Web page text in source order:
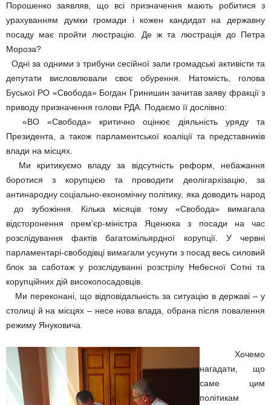
Порошенко заявляв, що всі призначення мають робитися з
урахуванням думки громади і кожен кандидат на державну
посаду має пройти люстрацію. Де ж та люстрація до Петра
Мороза?
Одні за одними з трибуни сесійної зали громадські активісти та
депутати висловлювали своє обурення. Натомість, голова
Буської РО «Свобода» Богдан Гринишин зачитав заяву фракції з
приводу призначення голови РДА. Подаємо її дослівно:
«ВО «Свобода» критично оцінює діяльність уряду та
Президента, а також парламентської коаліції та представників
влади на місцях.
Ми критикуємо владу за відсутність реформ, небажання
боротися з корупцією та проводити деолігархізацію, за
антинародну соціально-економічну політику, яка доводить народ
до зубожіння. Кілька місяців тому «Свобода» вимагала
відсторонення прем’єр-міністра Яценюка з посади на час
розслідування фактів багатомільярдної корупції. У червні
парламентарі-свободівці вимагали усунути з посад весь силовий
блок за саботаж у розслідуванні розстрілу Небесної Сотні та
корупційних дій високопосадовців.
Ми переконані, що відповідальність за ситуацію в державі – у
столиці й на місцях – несе нова влада, обрана після повалення
режиму Януковича.
Хочемо
нагадати, що
саме цим
політикам